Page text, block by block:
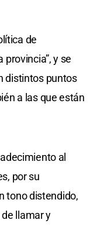
de
y se
distintos puntos
a las que están
al
por su
tono distendido,
de llamar y